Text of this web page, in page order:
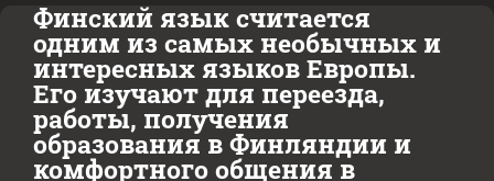
Финский язык считается
одним из самых необычных и
интересных языков Европы.
Его изучают для переезда,
работы, получения
образования в Финляндии и
комфортного общения в